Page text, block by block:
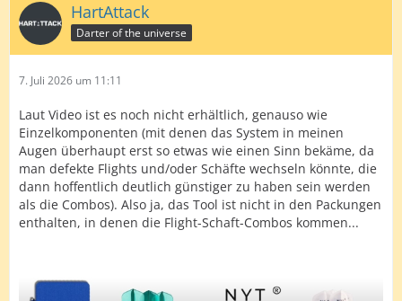
HartAttack
Darter of the universe
7. Juli 2026 um 11:11
Laut Video ist es noch nicht erhältlich, genauso wie
Einzelkomponenten (mit denen das System in meinen
Augen überhaupt erst so etwas wie einen Sinn bekäme, da
man defekte Flights und/oder Schäfte wechseln könnte, die
dann hoffentlich deutlich günstiger zu haben sein werden
als die Combos). Also ja, das Tool ist nicht in den Packungen
enthalten, in denen die Flight-Schaft-Combos kommen...